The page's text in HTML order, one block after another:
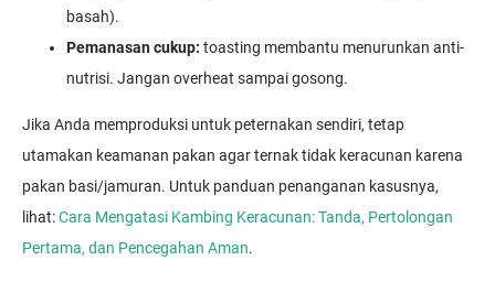
basah).
Pemanasan cukup: toasting membantu menurunkan anti-
nutrisi. Jangan overheat sampai gosong.
Jika Anda memproduksi untuk peternakan sendiri, tetap
utamakan keamanan pakan agar ternak tidak keracunan karena
pakan basi/jamuran. Untuk panduan penanganan kasusnya,
lihat:Cara Mengatasi Kambing Keracunan: Tanda, Pertolongan
Pertama, dan Pencegahan Aman.